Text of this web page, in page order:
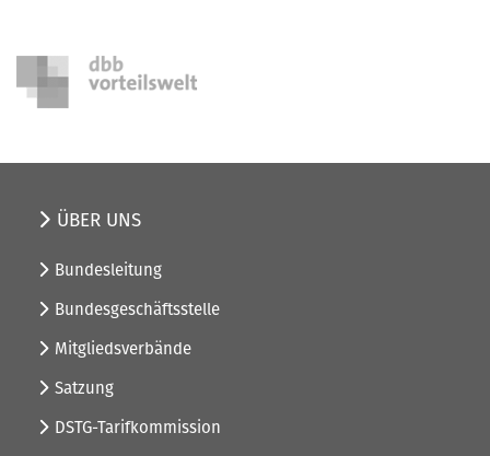
ÜBER UNS
Bundesleitung
Bundesgeschäftsstelle
Mitgliedsverbände
Satzung
DSTG-Tarifkommission